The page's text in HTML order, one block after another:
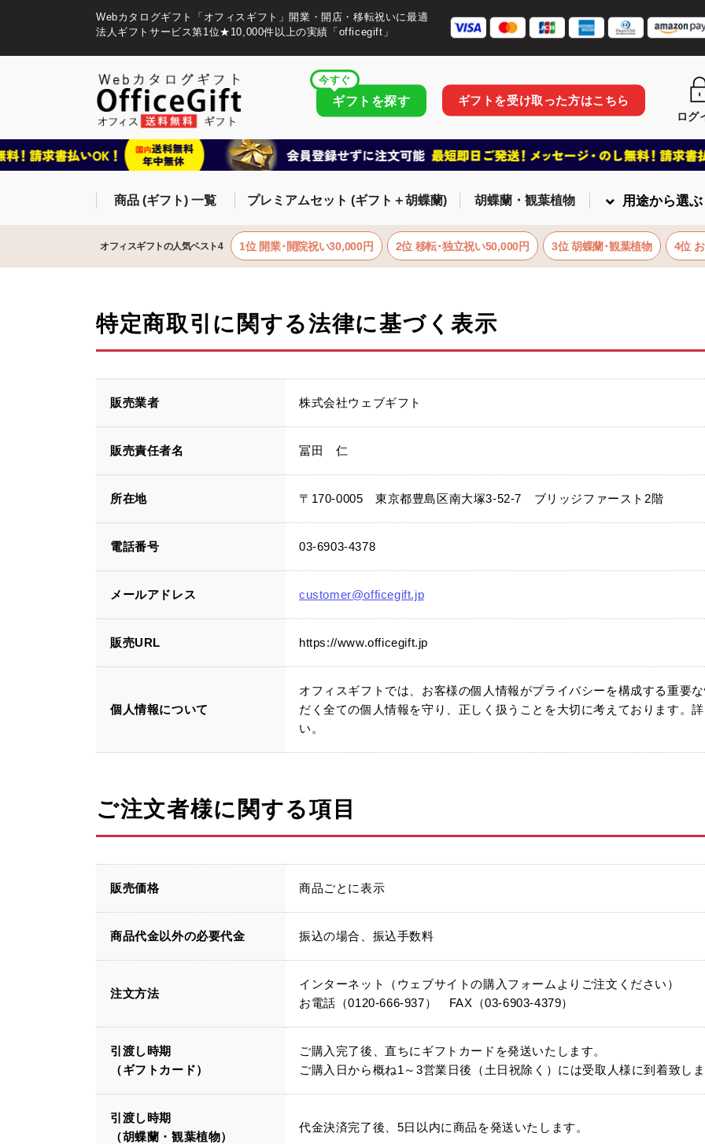
Webカタログギフト「オフィスギフト」開業・開店・移転祝いに最適
法人ギフトサービス第1位★10,000件以上の実績「officegift」
今すぐ
ギフトを探す ギフトを受け取った方はこちら
ログ
商品 (ギフト) 一覧 プレミアムセット (ギフト＋胡蝶蘭) 胡蝶蘭・観葉植物 用途から選ぶ
オフィスギフトの人気ベスト4 1位 開業･開院祝い30,000円 2位 移転･独立祝い50,000円 3位 胡蝶蘭･観葉植物 4位
特定商取引に関する法律に基づく表示
販売業者 株式会社ウェブギフト
販売責任者名 冨田 仁
所在地 〒170-0005 東京都豊島区南大塚3-52-7 ブリッジファースト2階
電話番号 03-6903-4378
メールアドレス customer@officegift.jp
販売URL https://www.officegift.jp
個人情報について
オフィスギフトでは、お客様の個人情報がプライバシーを構成する重要
だく全ての個人情報を守り、正しく扱うことを大切に考えております。
い。
ご注文者様に関する項目
販売価格 商品ごとに表示
商品代金以外の必要代金 振込の場合、振込手数料
注文方法
インターネット（ウェブサイトの購入フォームよりご注文ください）
お電話（0120-666-937） FAX（03-6903-4379）
引渡し時期
（ギフトカード）
ご購入完了後、直ちにギフトカードを発送いたします。
ご購入日から概ね1～3営業日後（土日祝除く）には受取人様に到着致し
引渡し時期
（胡蝶蘭・観葉植物）
代金決済完了後、5日以内に商品を発送いたします。